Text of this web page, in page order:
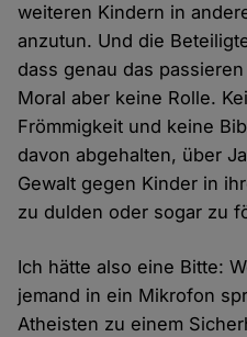
weiteren Kindern in
anzutun. Und die
dass genau das
Moral aber keine Rolle.
Frömmigkeit und keine
davon abgehalten, über
Gewalt gegen Kinder in
zu dulden oder sogar zu
Ich hätte also eine Bitte:
jemand in ein Mikrofon
Atheisten zu einem